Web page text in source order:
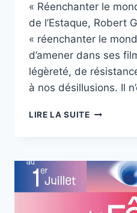
« Réenchanter le
de l’Estaque, Robert
« réenchanter le
d’amener dans ses
légèreté, de
à nos désillusions. Il
LIRE LA SUITE
LUCHON